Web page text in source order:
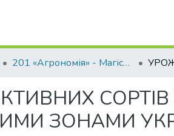
201 «Агрономія» - Магістри 2023-2024
ЗОНАМИ